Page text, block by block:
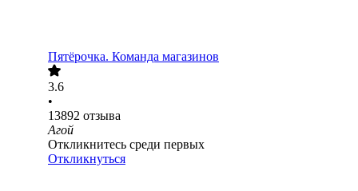
Пятёрочка. Команда магазинов
3.6
•
13892 отзыва
Агой
Откликнитесь среди первых
Откликнуться